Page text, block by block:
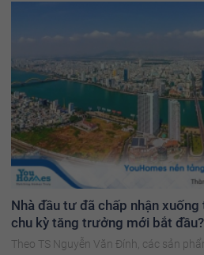
Nhà đầu tư đã chấp nhận
chu kỳ tăng trưởng mới bắt đầu?
Theo TS Nguyễn Văn Đính, các sản